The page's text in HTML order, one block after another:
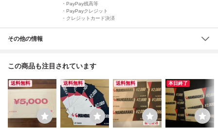
・PayPay残高等
・PayPayクレジット
・クレジットカード決済
その他の情報
この商品も注目されています
送料無料 送料無料 送料無料 本日終了